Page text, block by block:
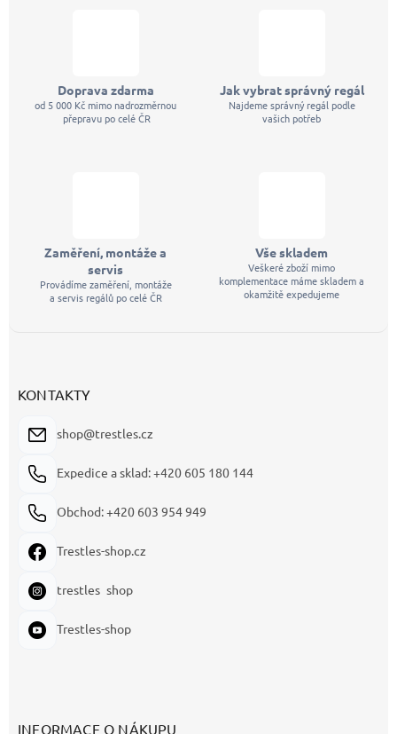
Doprava zdarma
od 5 000 Kč mimo nadrozměrnou
přepravu po celé ČR
Jak vybrat správný regál
Najdeme správný regál podle
vašich potřeb
Zaměření, montáže a
servis
Provádíme zaměření, montáže
a servis regálů po celé ČR
Vše skladem
Veškeré zboží mimo
komplementace máme skladem a
okamžitě expedujeme
KONTAKTY
shop@trestles.cz
Expedice a sklad: +420 605 180 144
Obchod: +420 603 954 949
Trestles-shop.cz
trestles_shop
Trestles-shop
INFORMACE O NÁKUPU